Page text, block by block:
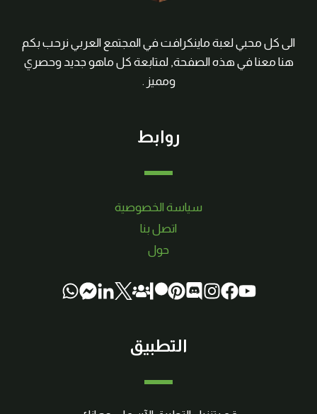
الى كل محبي لعبة ماينكرافت في المجتمع العربي نرحب بكم
هنا معنا في هذه الصفحة, لمتابعة كل ماهو جديد وحصري
ومميز .
روابط
سياسة الخصوصية
اتصل بنا
حول
التطبيق